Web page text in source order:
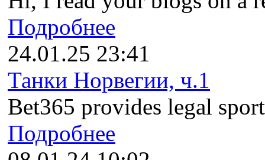
Подробнее
24.01.25 23:41
Танки Норвегии, ч.1
Bet365 provides legal
Подробнее